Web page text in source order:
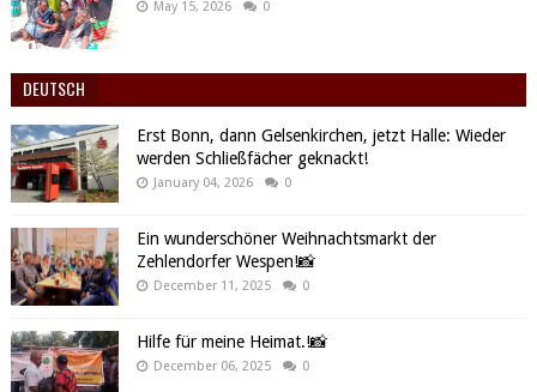
May 15, 2026 0
DEUTSCH
Erst Bonn, dann Gelsenkirchen, jetzt Halle: Wieder
werden Schließfächer geknackt!
January 04, 2026 0
Ein wunderschöner Weihnachtsmarkt der
Zehlendorfer Wespen!📸
December 11, 2025 0
Hilfe für meine Heimat.!📸
December 06, 2025 0